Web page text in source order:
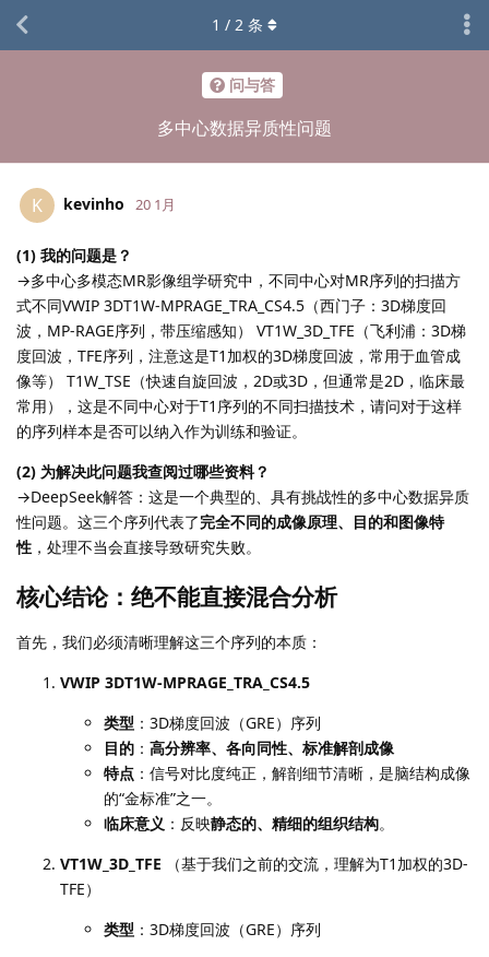
问与答
多中心数据异质性问题
1 / 2 条
K kevinho 20 1月
(1) 我的问题是？
→多中心多模态MR影像组学研究中，不同中心对MR序列的扫描方
式不同VWIP 3DT1W-MPRAGE_TRA_CS4.5（西门子：3D梯度回
波，MP-RAGE序列，带压缩感知） VT1W_3D_TFE（飞利浦：3D梯
度回波，TFE序列，注意这是T1加权的3D梯度回波，常用于血管成
像等） T1W_TSE（快速自旋回波，2D或3D，但通常是2D，临床最
常用），这是不同中心对于T1序列的不同扫描技术，请问对于这样
的序列样本是否可以纳入作为训练和验证。
(2) 为解决此问题我查阅过哪些资料？
→DeepSeek解答：这是一个典型的、具有挑战性的多中心数据异质
性问题。这三个序列代表了完全不同的成像原理、目的和图像特
性 ，处理不当会直接导致研究失败。
核心结论：绝不能直接混合分析
首先，我们必须清晰理解这三个序列的本质：
VWIP 3DT1W-MPRAGE_TRA_CS4.5
类型 ：3D梯度回波（GRE）序列
目的 ： 高分辨率、各向同性、标准解剖成像
特点 ：信号对比度纯正，解剖细节清晰，是脑结构成像
的“金标准”之一。
临床意义 ：反映静态的、精细的组织结构。
VT1W_3D_TFE （基于我们之前的交流，理解为T1加权的3D-
TFE）
类型 ：3D梯度回波（GRE）序列